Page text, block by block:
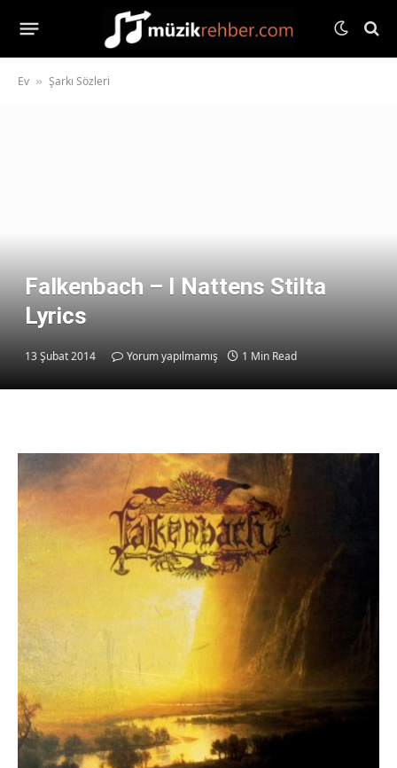
Ev » Şarkı Sözleri
Falkenbach – I Nattens Stilta
Lyrics
13 Şubat 2014 Yorum yapılmamış 1 Min Read